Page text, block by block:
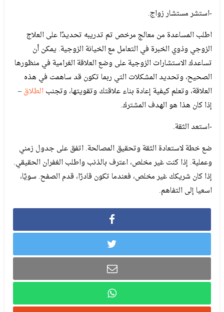
-استشر مستشار زواج.
اطلب المساعدة من معالج مرخص تم تدريبه تحديدًا على العلاج
الزوجي وذوي الخبرة في التعامل مع الخيانة الزوجية. يمكن أن
تساعدك الاستشارات الزوجية على وضع العلاقة الغرامية في منظورها
الصحيح، وتحديد المشكلات التي ربما تكون قد ساهمت في هذه
العلاقة، وتعلم كيفية إعادة بناء علاقتك وتقويتها، وتجنبالطلاق–
إذا كان هذا هو الهدف المشترك.
-استعد الثقة.
ضع خطة لاستعادة الثقة وتحقيق المصالحة. اتفق على جدول زمني
وعملية. إذا كنت غير مخلص، اعترف بالذنب واطلب الغفران الحقيقي.
إذا كان شريكك غير مخلص، فعندما تكون قادرًا، قدم الصفح. سويًا،
اسعيا إلى التفاهم.